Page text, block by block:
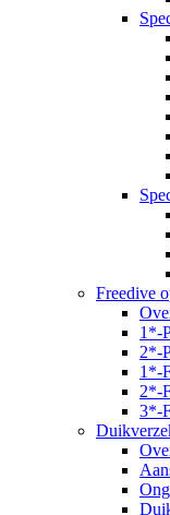
Freedive
1*-
2*-
1*-
2*-
3*-